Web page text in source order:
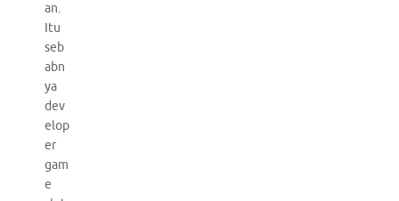
an.
Itu
seb
abn
ya
dev
elop
er
gam
e